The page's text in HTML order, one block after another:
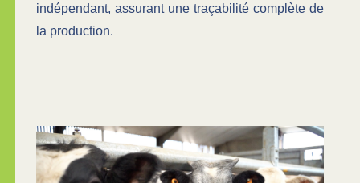
indépendant, assurant une traçabilité complète de
la production.